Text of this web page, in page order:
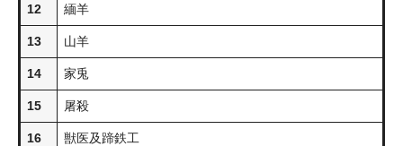
12 緬羊
13 山羊
14 家兎
15 屠殺
16 獣医及蹄鉄工